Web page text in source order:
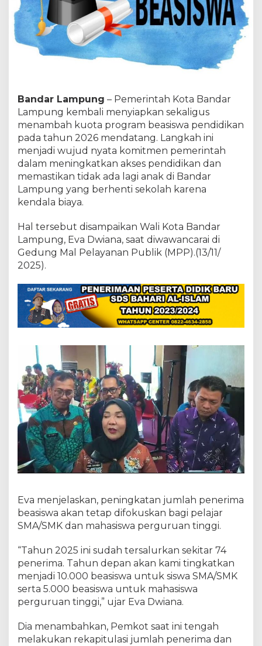
p
u
n
h
K
u
o
t
a
B
e
s
w
a
T
u
n
2
2
,
k
u
s
T
e
a
n
A
n
a
P
u
u
S
e
h
Bandar Lampung – Pemerintah Kota Bandar
Lampung kembali menyiapkan sekaligus
menambah kuota program beasiswa pendidikan
pada tahun 2026 mendatang. Langkah ini
menjadi wujud nyata komitmen pemerintah
dalam meningkatkan akses pendidikan dan
memastikan tidak ada lagi anak di Bandar
Lampung yang berhenti sekolah karena
kendala biaya.
Hal tersebut disampaikan Wali Kota Bandar
Lampung, Eva Dwiana, saat diwawancarai di
Gedung Mal Pelayanan Publik (MPP).(13/11/
2025).
Eva menjelaskan, peningkatan jumlah penerima
beasiswa akan tetap difokuskan bagi pelajar
SMA/SMK dan mahasiswa perguruan tinggi.
“Tahun 2025 ini sudah tersalurkan sekitar 74
penerima. Tahun depan akan kami tingkatkan
menjadi 10.000 beasiswa untuk siswa SMA/SMK
serta 5.000 beasiswa untuk mahasiswa
perguruan tinggi,” ujar Eva Dwiana.
Dia menambahkan, Pemkot saat ini tengah
melakukan rekapitulasi jumlah penerima dan